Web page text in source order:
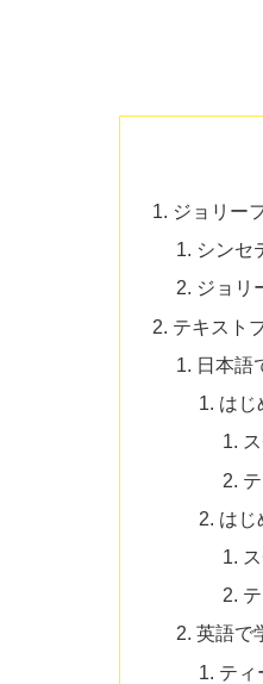
ジョリー
シンセ
ジョリ
テキスト
日本語
はじ
はじ
英語で
ティ